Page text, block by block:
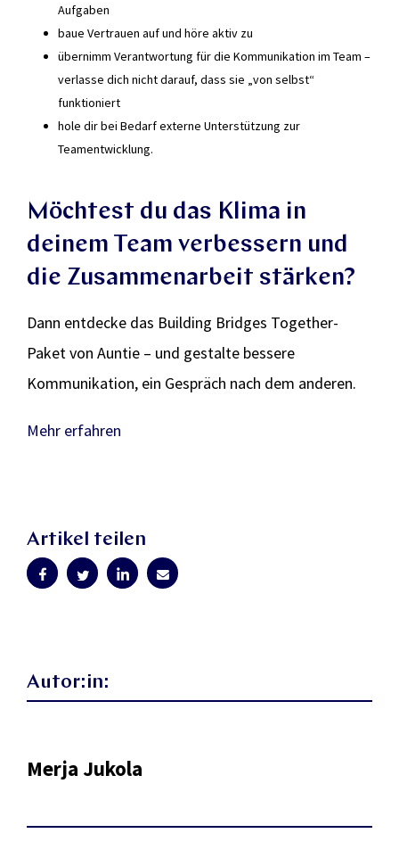
Aufgaben
baue Vertrauen auf und höre aktiv zu
übernimm Verantwortung für die Kommunikation im Team –
verlasse dich nicht darauf, dass sie „von selbst“
funktioniert
hole dir bei Bedarf externe Unterstützung zur
Teamentwicklung.
Möchtest du das Klima in
deinem Team verbessern und
die Zusammenarbeit stärken?
Dann entdecke das Building Bridges Together-
Paket von Auntie – und gestalte bessere
Kommunikation, ein Gespräch nach dem anderen.
Mehr erfahren
Artikel teilen
Autor:in:
Merja Jukola